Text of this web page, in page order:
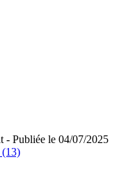
- Publiée le 04/07/2025
(13)